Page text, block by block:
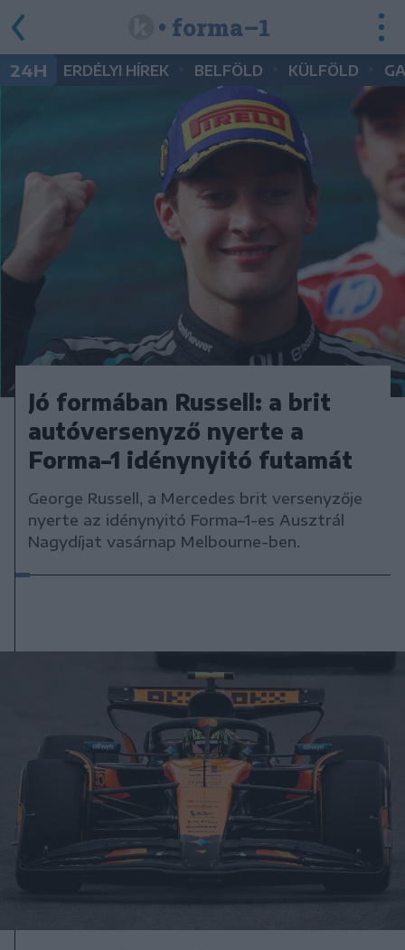
• forma–1
24H ERDÉLYI HÍREK BELFÖLD KÜLFÖLD
Jó formában Russell: a brit
autóversenyző nyerte a
Forma–1 idénynyitó futamát
George Russell, a Mercedes brit versenyzője
nyerte az idénynyitó Forma–1-es Ausztrál
Nagydíjat vasárnap Melbourne-ben.